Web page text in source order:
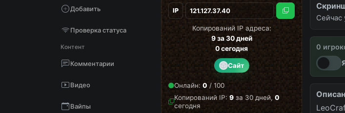
Добавить
Проверка статуса
Контент
Комментарии
Видео
Вайпы
IP
Скопировать
Копирований IP адреса:
9за 30 дней
0сегодня
Сайт
Онлайн: 0 / 100
Копирований IP: 9 за 30 дней, 0
сегодня
Сейчас
0